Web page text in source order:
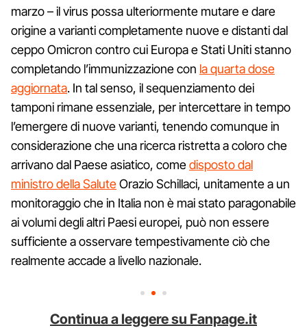
marzo – il virus possa ulteriormente mutare e dare
origine a varianti completamente nuove e distanti dal
ceppo Omicron contro cui Europa e Stati Uniti stanno
completando l’immunizzazione con la quarta dose
aggiornata. In tal senso, il sequenziamento dei
tamponi rimane essenziale, per intercettare in tempo
l’emergere di nuove varianti, tenendo comunque in
considerazione che una ricerca ristretta a coloro che
arrivano dal Paese asiatico, comedisposto dal
ministro della SaluteOrazio Schillaci, unitamente a un
monitoraggio che in Italia non è mai stato paragonabile
ai volumi degli altri Paesi europei, può non essere
sufficiente a osservare tempestivamente ciò che
realmente accade a livello nazionale.
Continua a leggere su Fanpage.it